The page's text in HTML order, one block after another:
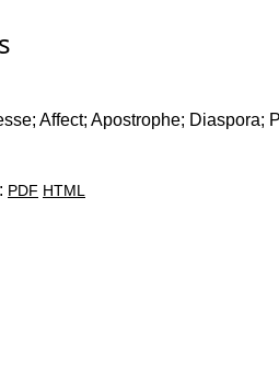
Affect; Apostrophe; Diaspora;
PDF HTML